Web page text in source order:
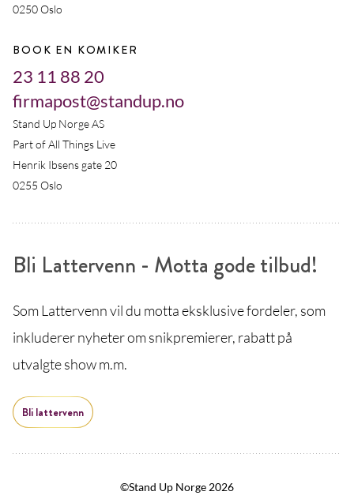
0250 Oslo
BOOK EN KOMIKER
23 11 88 20
firmapost@standup.no
Stand Up Norge AS
Part of All Things Live
Henrik Ibsens gate 20
0255 Oslo
Bli Lattervenn - Motta gode tilbud!
Som Lattervenn vil du motta eksklusive fordeler, som
inkluderer nyheter om snikpremierer, rabatt på
utvalgte show m.m.
Bli lattervenn
©Stand Up Norge 2026